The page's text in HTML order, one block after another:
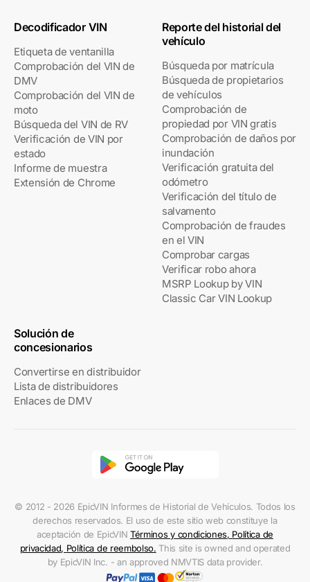
Decodificador VIN
Etiqueta de ventanilla
Comprobación del VIN de
DMV
Comprobación del VIN de
moto
Búsqueda del VIN de RV
Verificación de VIN por
estado
Informe de muestra
Extensión de Chrome
Reporte del historial del
vehículo
Búsqueda por matrícula
Búsqueda de propietarios
de vehículos
Comprobación de
propiedad por VIN gratis
Comprobación de daños por
inundación
Verificación gratuita del
odómetro
Verificación del título de
salvamento
Comprobación de fraudes
en el VIN
Comprobar cargas
Verificar robo ahora
MSRP Lookup by VIN
Classic Car VIN Lookup
Solución de
concesionarios
Convertirse en distribuidor
Lista de distribuidores
Enlaces de DMV
© 2012 - 2026 EpicVIN Informes de Historial de Vehículos. Todos los
derechos reservados. El uso de este sitio web constituye la
aceptación de EpicVINTérminos y condiciones, Política de
privacidad, Política de reembolso. This site is owned and operated
by EpicVIN Inc. - an approved NMVTIS data provider.